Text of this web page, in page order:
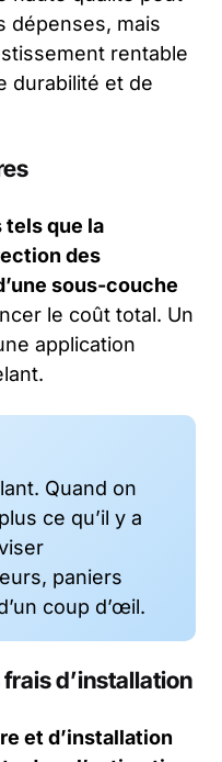
dépenses, mais
rentable
durabilité et de
tels que la
des
sous-couche
le coût total. Un
application
Quand on
ce qu’il y a
paniers
coup d’œil.
d’installation
et d’installation